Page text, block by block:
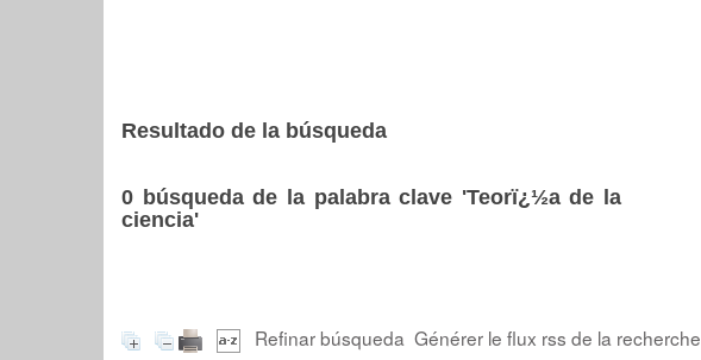
Resultado de la búsqueda
0 búsqueda de la palabra clave 'Teorï¿½a de la
ciencia'
Refinar búsqueda Générer le flux rss de la recherche